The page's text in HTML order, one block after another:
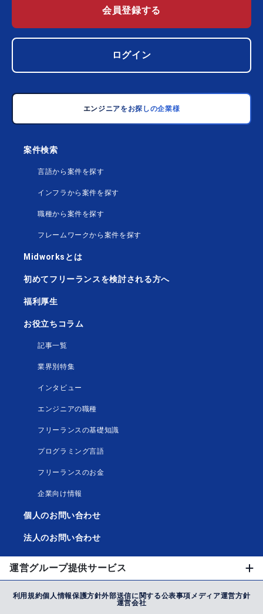
会員登録する
ログイン
エンジニアをお探しの企業様
案件検索
言語から案件を探す
インフラから案件を探す
職種から案件を探す
フレームワークから案件を探す
Midworksとは
初めてフリーランスを検討される方へ
福利厚生
お役立ちコラム
記事一覧
業界別特集
インタビュー
エンジニアの職種
フリーランスの基礎知識
プログラミング言語
フリーランスのお金
企業向け情報
個人のお問い合わせ
法人のお問い合わせ
運営グループ提供サービス
利用規約個人情報保護方針外部送信に関する公表事項メディア運営方針
運営会社